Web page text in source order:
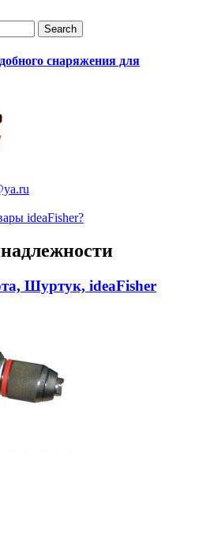
снаряжения для
ideaFisher?
Шуртук, ideaFisher